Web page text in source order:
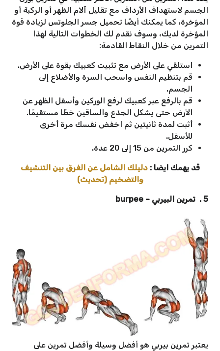
الجسم لاستهداف الأرداف مع تقليل آلام الظهر أو الركبة أو
المؤخرة، كما يمكنك أيضًا تحميل جسر الجلوتس لزيادة قوة
المؤخرة لديك، وسوف نقدم لك الخطوات التالية لهذا
التمرين من خلال النقاط القادمة:
استلقي على الأرض مع تثبيت كعبيك بقوة على الأرض.
قم بتنظيم النفس واسحب السرة والأضلاع إلى
الجسم.
قم بالرفع عبر كعبيك لرفع الوركين وأسفل الظهر عن
الأرض حتى يشكل الجذع والساقين خطًا مستقيمًا.
أثبت لمدة ثانيتين ثم اخفض نفسك مرة أخرى
للأسفل.
كرر التمرين من 15 إلى 20 عدة.
قد يهمك ايضا :دليلك الشامل عن الفرق بين التنشيف
والتضخيم (تحديث)
5 . تمرين البيربي – burpee
يعتبر تمرين بيربي هو أفضل وسيلة وأفضل تمرين على